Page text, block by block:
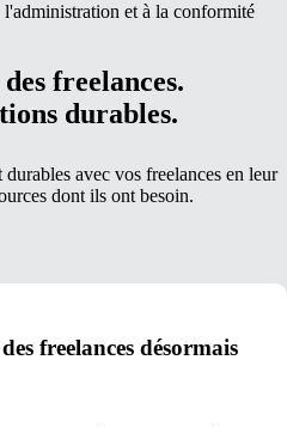
et à la conformité
freelances.
durables.
avec vos freelances en leur
dont ils ont besoin.
freelances désormais